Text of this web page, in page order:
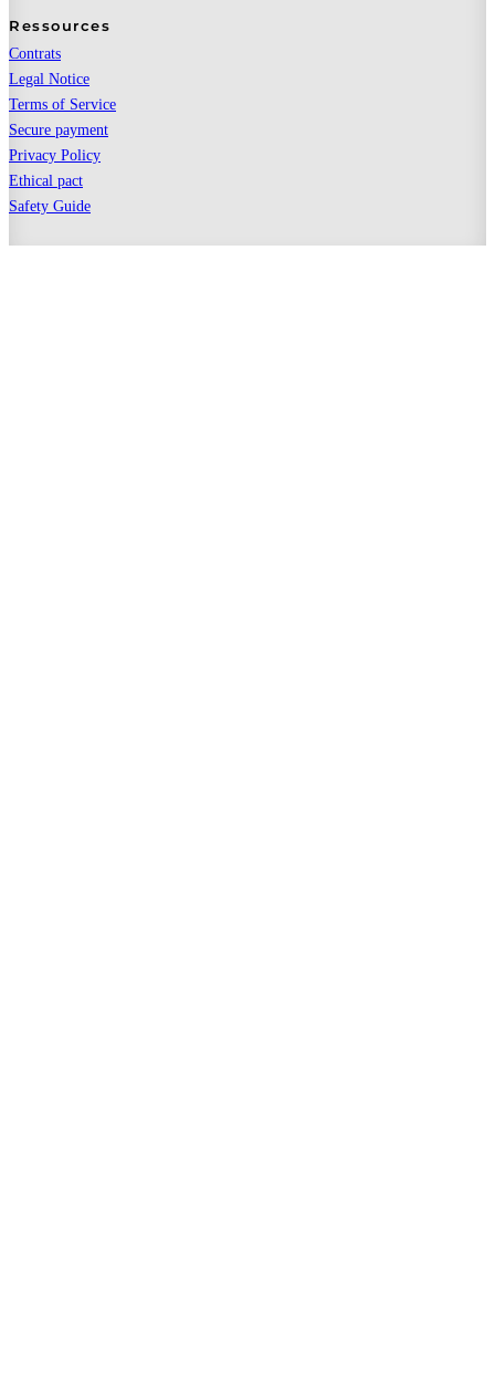
Ressources
Contrats
Legal Notice
Terms of Service
Secure payment
Privacy Policy
Ethical pact
Safety Guide